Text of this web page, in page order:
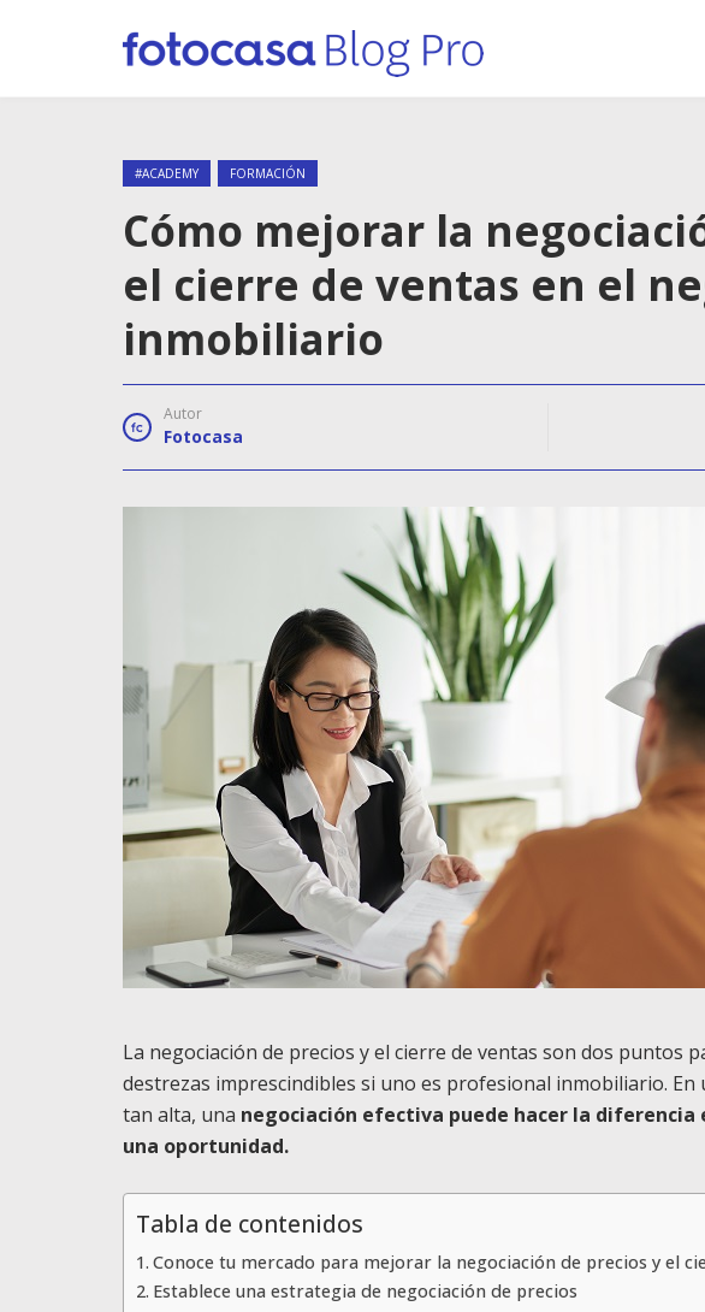
#ACADEMY FORMACIÓN
Cómo mejorar la
el cierre de ventas en el
inmobiliario
Autor
Fotocasa
La negociación de precios y el cierre de ventas son dos puntos
destrezas imprescindibles si uno es profesional inmobiliario. En
tan alta, una negociación efectiva puede hacer la
una oportunidad.
Tabla de contenidos
Conoce tu mercado para mejorar la negociación de precios y el
Establece una estrategia de negociación de precios